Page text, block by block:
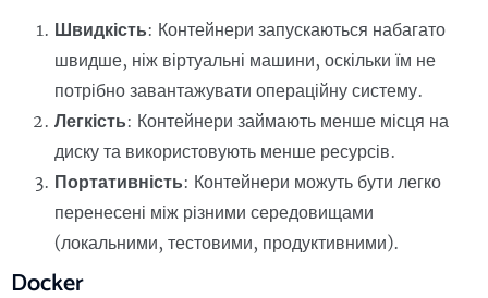
Швидкість: Контейнери запускаються набагато
швидше, ніж віртуальні машини, оскільки їм не
потрібно завантажувати операційну систему.
Легкість: Контейнери займають менше місця на
диску та використовують менше ресурсів.
Портативність: Контейнери можуть бути легко
перенесені між різними середовищами
(локальними, тестовими, продуктивними).
Docker